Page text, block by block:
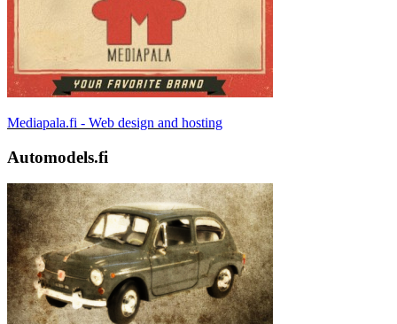
Mediapala.fi - Web design and hosting
Automodels.fi